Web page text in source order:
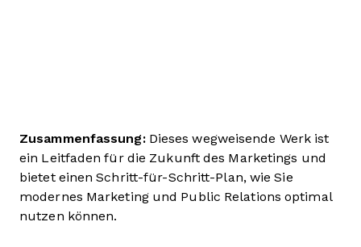
Zusammenfassung:Dieses wegweisende Werk ist
ein Leitfaden für die Zukunft des Marketings und
bietet einen Schritt-für-Schritt-Plan, wie Sie
modernes Marketing und Public Relations optimal
nutzen können.